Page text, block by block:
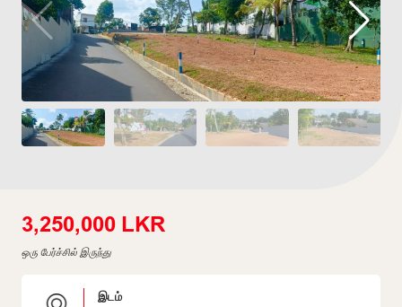
3,250,000 LKR
ஒரு பேர்ச்சில் இருந்து
இடம்